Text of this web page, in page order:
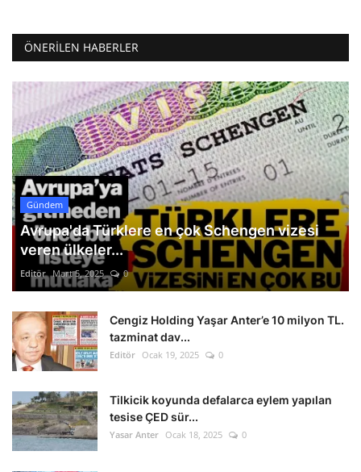
ÖNERILEN HABERLER
Gündem
Avrupa'da Türklere en çok Schengen vizesi
veren ülkeler...
Editör Mart 5, 2025 0
Cengiz Holding Yaşar Anter’e 10 milyon TL.
tazminat dav...
Editör Ocak 19, 2025 0
Tilkicik koyunda defalarca eylem yapılan
tesise ÇED sür...
Yasar Anter Ocak 18, 2025 0